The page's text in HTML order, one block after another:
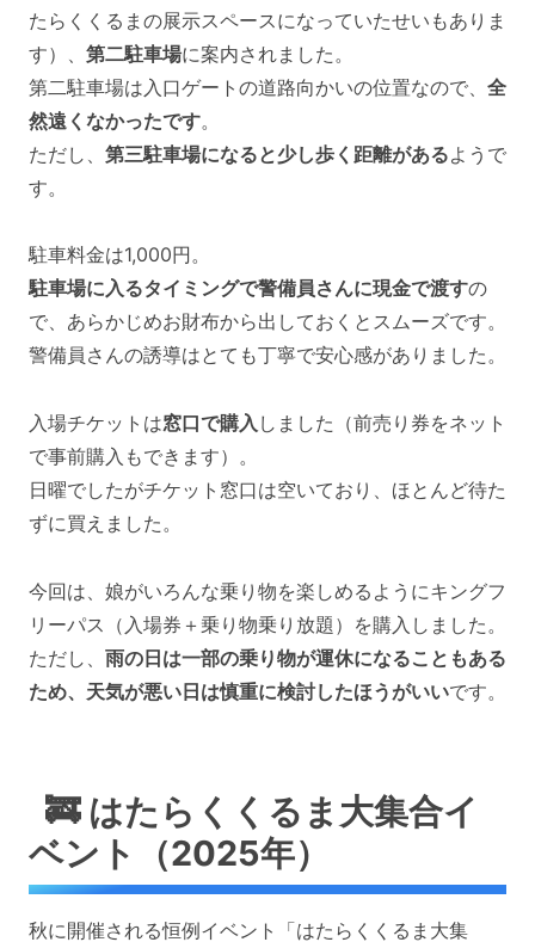
たらくくるまの展示スペースになっていたせいもありま
す）、 第二駐車場に案内されました。
第二駐車場は入口ゲートの道路向かいの位置なので、 全
然遠くなかったです。
ただし、 第三駐車場になると少し歩く距離があるようで
す。
駐車料金は1,000円。
駐車場に入るタイミングで警備員さんに現金で渡すの
で、あらかじめお財布から出しておくとスムーズです。
警備員さんの誘導はとても丁寧で安心感がありました。
入場チケットは窓口で購入 しました（前売り券をネット
で事前購入もできます）。
日曜でしたがチケット窓口は空いており、ほとんど待た
ずに買えました。
今回は、娘がいろんな乗り物を楽しめるようにキングフ
リーパス（入場券＋乗り物乗り放題）を購入しました。
ただし、 雨の日は一部の乗り物が運休になることもある
ため、天気が悪い日は慎重に検討したほうがいいです。
🚒 はたらくくるま大集合イ
ベント（2025年）
秋に開催される恒例イベント「はたらくくるま大集